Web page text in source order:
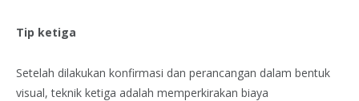
Tip ketiga
Setelah dilakukan konfirmasi dan perancangan dalam bentuk
visual, teknik ketiga adalah memperkirakan biaya